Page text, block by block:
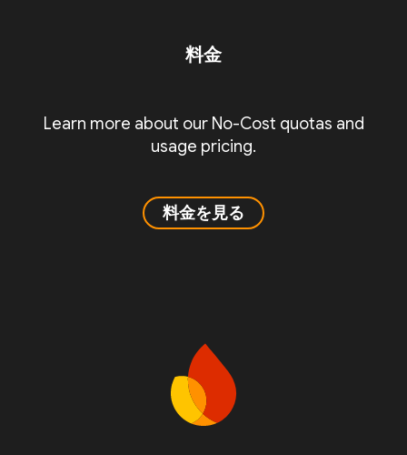
料金
Learn more about our No-Cost quotas and
usage pricing.
料金を見る